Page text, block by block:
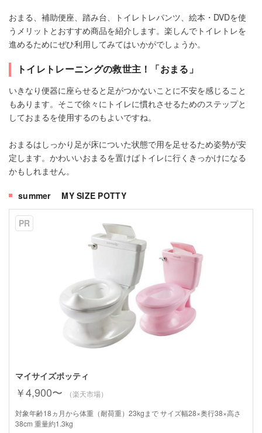
おまる、補助便座、踏み台、トイレトレパンツ、絵本・DVDを使
うメリットとおすすめ商品を紹介します。楽しんでトイレトレを
進めるためにぜひ利用してみてはいかがでしょうか。
トイレトレーニングの救世主！「おまる」
いきなり便器に座らせると足がつかないことに不安を感じること
もあります。そこで徐々にトイレに慣れさせるためのステップと
しておまるを使用するのもよいですね。
おまるはしっかり足が床についた状態で用を足せるため姿勢が安
定します。かわいいおまるを置けばトイレに行くきっかけになる
かもしれません。
summer MY SIZE POTTY
PR
マイサイズポッティ
￥4,900〜
（楽天市場）
対象年齢18ヵ月から体重（耐荷重）23kgまで サイズ幅28×奥行38×高さ
38cm 重量約1.3kg